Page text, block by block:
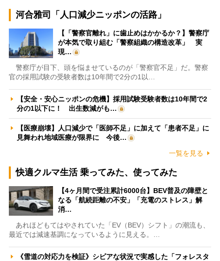
河合雅司「人口減少ニッポンの活路」
【「警察官離れ」に歯止めはかかるか？】警察庁
が本気で取り組む「警察組織の構造改革」 実
現…
警察庁が目下、頭を悩ませているのが「警察官不足」だ。警察
官の採用試験の受験者数は10年間で2分の1以…
【安全・安心ニッポンの危機】採用試験受験者数は10年間で2
分の1以下に！ 出生数減がも…
【医療崩壊】人口減少で「医師不足」に加えて「患者不足」に
見舞われ地域医療が限界に 今後…
一覧を見る
快適クルマ生活 乗ってみた、使ってみた
【4ヶ月間で受注累計6000台】BEV普及の障壁と
なる「航続距離の不安」「充電のストレス」解
消…
あれほどもてはやされていた「EV（BEV）シフト」の潮流も、
最近では減速基調になっているように見える。…
《雪道の対応力を検証》シビアな状況で実感した「フォレスタ